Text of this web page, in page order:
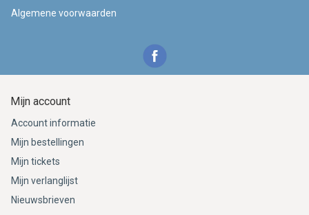
Algemene voorwaarden
Mijn account
Account informatie
Mijn bestellingen
Mijn tickets
Mijn verlanglijst
Nieuwsbrieven